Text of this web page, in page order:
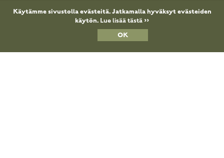
Käytämme sivustolla evästeitä. Jatkamalla hyväksyt evästeiden
käytön. Lue lisää tästä >>
OK